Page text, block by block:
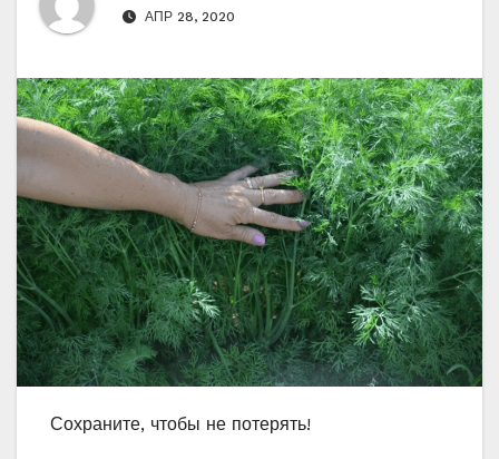
АПР 28, 2020
Сохраните, чтобы не потерять!